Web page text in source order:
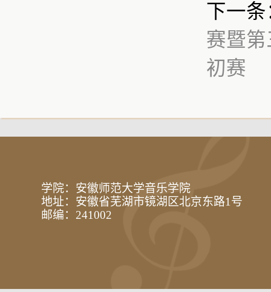
下一条
赛暨
初赛
学院：安徽师范大学音乐学院
地址：安徽省芜湖市镜湖区北京东路1号
邮编：241002